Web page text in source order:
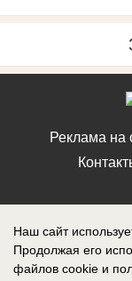
Реклама на
СМИ Блокнот
надзору в сфере
Наш сайт
Продолжая его
файлов cookie и